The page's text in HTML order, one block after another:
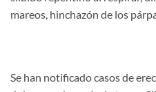
mareos, hinchazón de los
Se han notificado casos de